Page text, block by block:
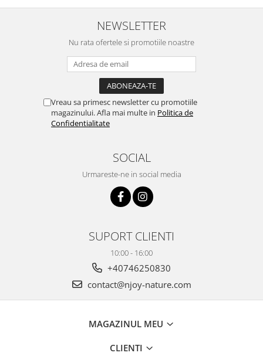
NEWSLETTER
Nu rata ofertele si promotiile noastre
Vreau sa primesc newsletter cu promotiile
magazinului. Afla mai multe in Politica de
Confidentialitate
SOCIAL
Urmareste-ne in social media
SUPORT CLIENTI
10:00 - 16:00
+40746250830
contact@njoy-nature.com
MAGAZINUL MEU
CLIENTI